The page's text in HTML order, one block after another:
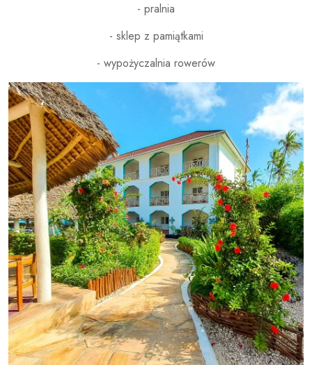
- pralnia
- sklep z pamiątkami
- wypożyczalnia rowerów